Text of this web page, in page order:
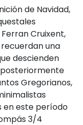
de Navidad,
Cruixent,
una
descienden
Gregorianos,
en este período
3/4